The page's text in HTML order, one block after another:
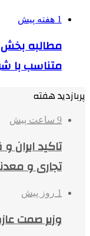
1 هفته پیش
مطالبه
متناسب با
پربازدید هفته
9 ساعت پیش
تاکید
تجاری و
1 روز پیش
وزیر صمت